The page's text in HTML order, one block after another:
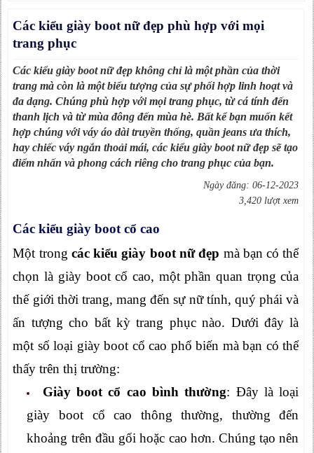
Các kiểu giày boot nữ đẹp phù hợp với mọi
trang phục
Các kiểu giày boot nữ đẹp không chỉ là một phần của thời
trang mà còn là một biểu tượng của sự phối hợp linh hoạt và
đa dạng. Chúng phù hợp với mọi trang phục, từ cá tính đến
thanh lịch và từ mùa đông đến mùa hè. Bất kể bạn muốn kết
hợp chúng với váy áo dài truyền thống, quần jeans ưa thích,
hay chiếc váy ngắn thoải mái, các kiểu giày boot nữ đẹp sẽ tạo
điểm nhấn và phong cách riêng cho trang phục của bạn.
Ngày đăng: 06-12-2023
3,420 lượt xem
Các kiểu giày boot cổ cao
Một trong các kiểu giày boot nữ đẹp mà bạn có thể
chọn là giày boot cổ cao, một phần quan trọng của
thế giới thời trang, mang đến sự nữ tính, quý phái và
ấn tượng cho bất kỳ trang phục nào. Dưới đây là
một số loại giày boot cổ cao phổ biến mà bạn có thể
thấy trên thị trường:
Giày boot cổ cao bình thường: Đây là loại
giày boot cổ cao thông thường, thường đến
khoảng trên đầu gối hoặc cao hơn. Chúng tạo nên